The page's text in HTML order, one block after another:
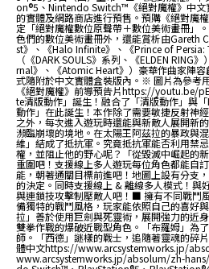
on®5、Nintendo Switch™《絕對魔權》中文
的實體及網路商店進行預售。預購《絕對魔
定「絕對魔權數位原聲帶＋數位美術畫冊」
色們的數位美術畫冊外，還能賞析由Gareth
st》、《Halo Infinite》、《Prince of
（《DARK SOULS》系列、《ELDEN RING
rnal》、《Atomic Heart》）豪華作曲家陣
式隨附於中文實體盒裝版內。※ 圖片為參考
《絕對魔權》前導預告片https://youtu.be/
te清版動作」誕生！融合了「清版動作」與
動作」在此誕生！本作除了需要敏捷反射神
之外，每次進入遊玩時還能與新敵人展開新
瀕臨崩壞的境地。在太陽王阿茲拉的暴政與
維」結成了抵抗軍。究竟抵抗軍能否利用禁
權，並阻止他的野心呢？「從毀滅中崛起的
重圍吧！支援線上多人遊玩每位角色都能自
能，朝著通關目標前進吧！地圖上設有分支
的決定。同時支援線上 & 離線多人模式！與
與連鎖技攻擊制壓敵人吧！■ 擁有不同戰鬥
備獨特的戰鬥風格，玩家能依照自己的喜好
拉」善於使用巨劍與死靈術，展開強力的近
雙拳作戰的爆破近戰型角色。「布羅姆」為
師。「西德」謎樣的戰士，追隨著靈魂的碎
體中文https://www.arcsystemworks.jp/
www.arcsystemworks.jp/absolum/zh-